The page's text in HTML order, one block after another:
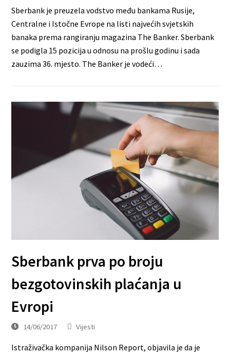
Sberbank je preuzela vodstvo među bankama Rusije,
Centralne i Istočne Evrope na listi najvećih svjetskih
banaka prema rangiranju magazina The Banker. Sberbank
se podigla 15 pozicija u odnosu na prošlu godinu i sada
zauzima 36. mjesto. The Banker je vodeći…
Sberbank prva po broju
bezgotovinskih plaćanja u
Evropi
14/06/2017 Vijesti
Istraživačka kompanija Nilson Report, objavila je da je